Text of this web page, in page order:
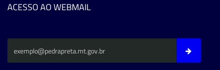
ACESSO AO WEBMAIL